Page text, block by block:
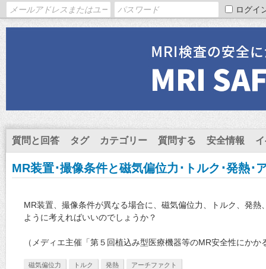
ログイ
質問と回答 タグ カテゴリー 質問する 安全情報
MR装置･撮像条件と磁気偏位力･トルク･発熱･
MR装置、撮像条件が異なる場合に、磁気偏位力、トルク、発熱
ように考えればいいのでしょうか？
（メディエ主催「第５回植込み型医療機器等のMR安全性にか
磁気偏位力 トルク 発熱 アーチファクト